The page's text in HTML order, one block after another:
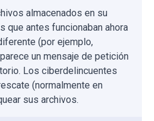
almacenados en su
que antes funcionaban ahora
(por ejemplo,
un mensaje de petición
Los ciberdelincuentes
(normalmente en
sus archivos.